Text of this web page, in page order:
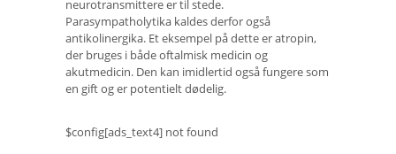
neurotransmittere er til stede.
Parasympatholytika kaldes derfor også
antikolinergika. Et eksempel på dette er atropin,
der bruges i både oftalmisk medicin og
akutmedicin. Den kan imidlertid også fungere som
en gift og er potentielt dødelig.
$config[ads_text4] not found